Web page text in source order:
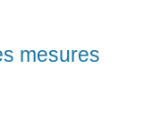
mesures